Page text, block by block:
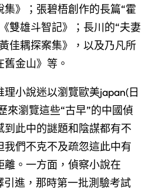
集》；張碧梧創作的長篇“霍
雙雄斗智記》；長川的“夫妻
佳耦探案集》，以及乃凡所
金山》等。
理小說迷以瀏覽歐美japan(日
來瀏覽這些“古早”的中國偵
到此中的謎題和陰謀都有不
我們不克不及疏忽這此中有
離。一方面，偵察小說在
引進，那時第一批測驗考試